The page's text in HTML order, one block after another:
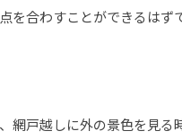
を合わすことができるはず
網戸越しに外の景色を見る